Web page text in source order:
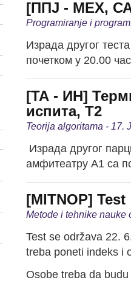
[ППЈ - МЕХ,
Programiranje i
Израда другог
почетком у 20.00
[ТА - ИН]
испита, Т2
Teorija algoritama - 17.
Израда другог
амфитеатру А1 са
[MITNOP] Test
Metode i tehnike nauke
Test se održava 22.
treba poneti indeks i
Osobe treba da